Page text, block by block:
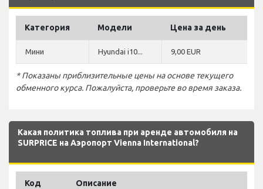
Категория Модели Цена за день
Мини Hyundai i10... 9,00 EUR
* Показаны приблизительные цены на основе текущего
обменного курса. Пожалуйста, проверьте во время заказа.
Какая политика топлива при аренде автомобиля на
SURPRICE на Аэропорт Vienna International?
Код Описание